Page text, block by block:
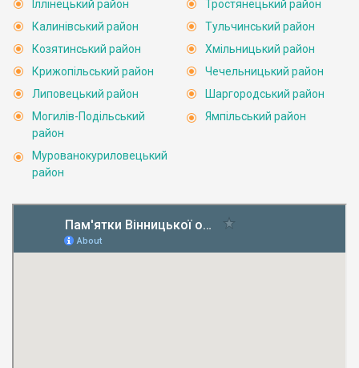
Іллінецький район
Калинівський район
Козятинський район
Крижопільський район
Липовецький район
Могилів-Подільський
район
Мурованокуриловецький
район
Тростянецький район
Тульчинський район
Хмільницький район
Чечельницький район
Шаргородський район
Ямпільський район